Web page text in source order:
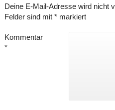
Deine E-Mail-Adresse wird nicht
Felder sind mit *markiert
Kommentar
*